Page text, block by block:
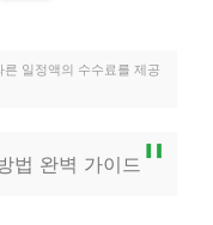
일정액의 수수료를 제공
법 완벽 가이드